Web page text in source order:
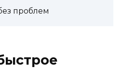
проблем